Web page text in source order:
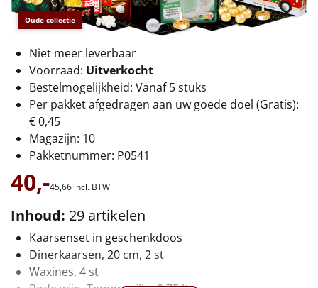
€100 en hoger
Alle kerstpakketten 2026
Thema
Origineel
Rituals
Luxe
Mannen
Vrouwen
Duurzaam
Oude collectie
Niet meer leverbaar
Voorraad: Uitverkocht
Bestelmogelijkheid: Vanaf 5 stuks
Per pakket afgedragen aan uw goede doel (Gratis):
€ 0,45
Magazijn: 10
Pakketnummer: P0541
40,-45,66 incl. BTW
Inhoud: 29 artikelen
Kaarsenset in geschenkdoos
Dinerkaarsen, 20 cm, 2 st
Waxines, 4 st